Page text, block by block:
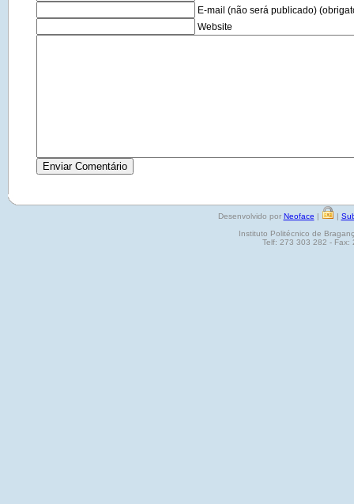
E-mail (não será publicado)
Website
Desenvolvido por Neoface | |
Instituto Politécnico de
Telf: 273 303 282 - Fax: